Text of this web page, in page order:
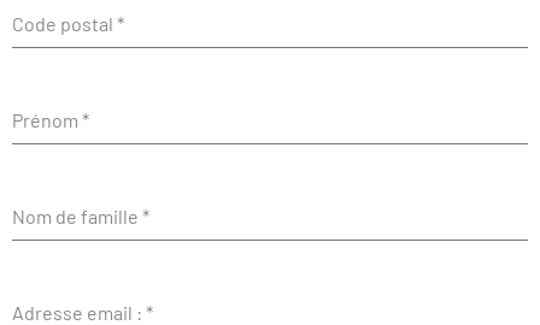
Code postal *
Prénom *
Nom de famille *
Adresse email : *